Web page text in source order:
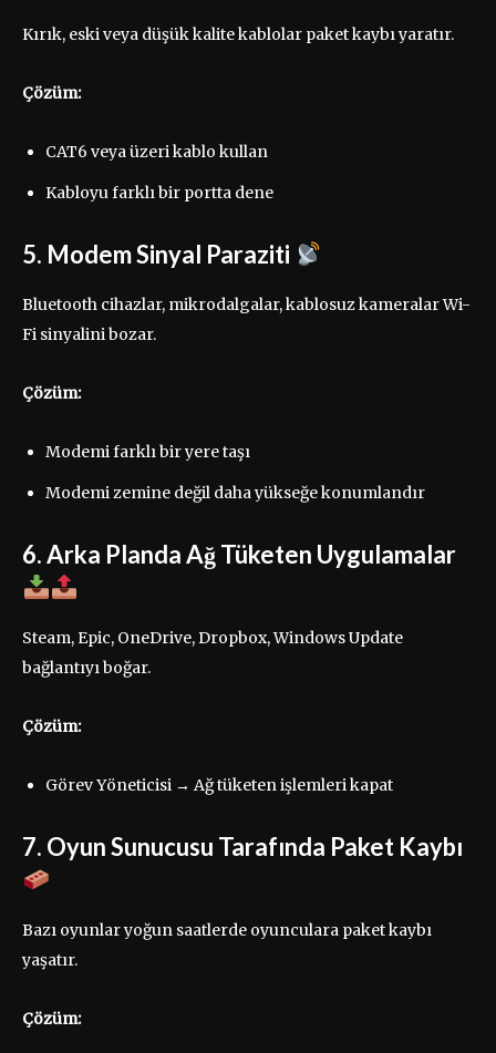
Kırık, eski veya düşük kalite kablolar paket kaybı yaratır.
Çözüm:
CAT6 veya üzeri kablo kullan
Kabloyu farklı bir portta dene
5. Modem Sinyal Paraziti
Bluetooth cihazlar, mikrodalgalar, kablosuz kameralar Wi-
Fi sinyalini bozar.
Çözüm:
Modemi farklı bir yere taşı
Modemi zemine değil daha yükseğe konumlandır
6. Arka Planda Ağ Tüketen Uygulamalar
Steam, Epic, OneDrive, Dropbox, Windows Update
bağlantıyı boğar.
Çözüm:
Görev Yöneticisi → Ağ tüketen işlemleri kapat
7. Oyun Sunucusu Tarafında Paket Kaybı
Bazı oyunlar yoğun saatlerde oyunculara paket kaybı
yaşatır.
Çözüm: